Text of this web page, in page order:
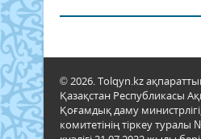
© 2026. Tolqyn.kz ақпараттық
Қазақстан Республикасы
Қоғамдық даму
комитетінің тіркеу туралы